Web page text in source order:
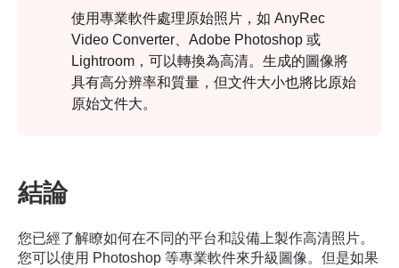
使用專業軟件處理原始照片，如 AnyRec
Video Converter、Adobe Photoshop 或
Lightroom，可以轉換為高清。生成的圖像將
具有高分辨率和質量，但文件大小也將比原始
原始文件大。
結論
您已經了解瞭如何在不同的平台和設備上製作高清照片。
您可以使用 Photoshop 等專業軟件來升級圖像。但是如果